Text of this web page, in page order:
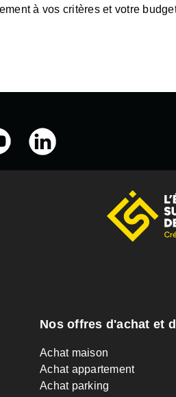
à vos critères et votre
Nos offres d'achat et
Achat maison
Achat appartement
Achat parking